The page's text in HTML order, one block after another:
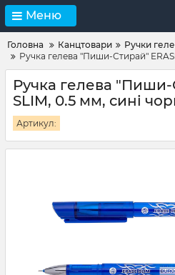
Меню
Головна Канцтовари
Ручки
Ручка гелева "Пиши-Стирай"
Ручка гелева "Пиши-
SLIM, 0.5 мм, сині
Артикул: